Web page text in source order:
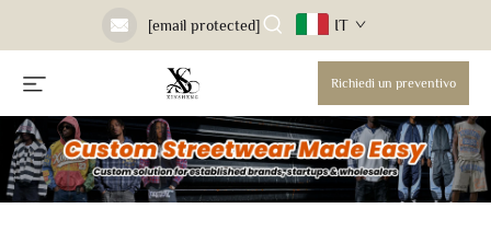
[email protected] IT
Richiedi un preventivo